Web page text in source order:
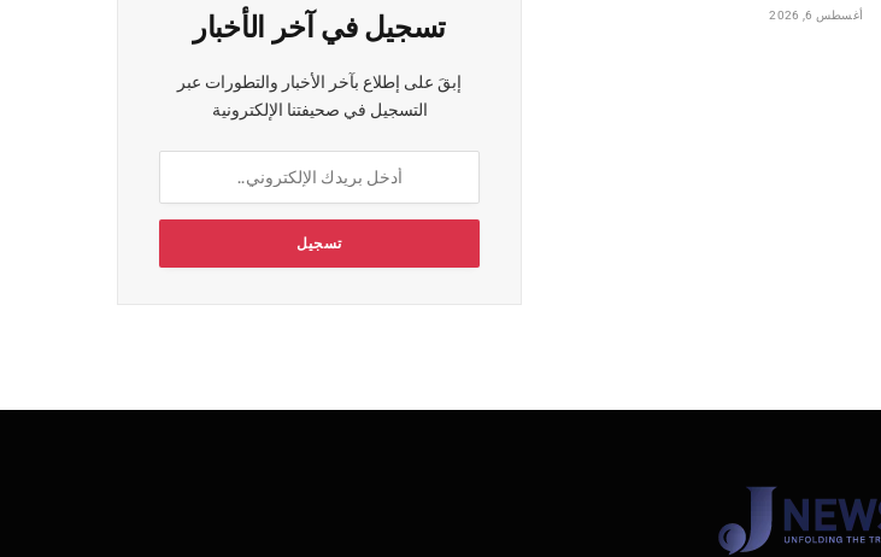
أغسطس 6, 2026 تسجيل في آخر الأخبار
إبقَ على إطلاع بآخر الأخبار والتطورات عبر
التسجيل في صحيفتنا الإلكترونية